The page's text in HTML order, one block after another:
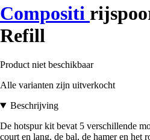
Compositi
Refill
Product niet beschikbaar
Alle varianten zijn uitverkocht
Beschrijving
De hotspur kit bevat 5 verschillende
court en lang, de bal, de hamer en het